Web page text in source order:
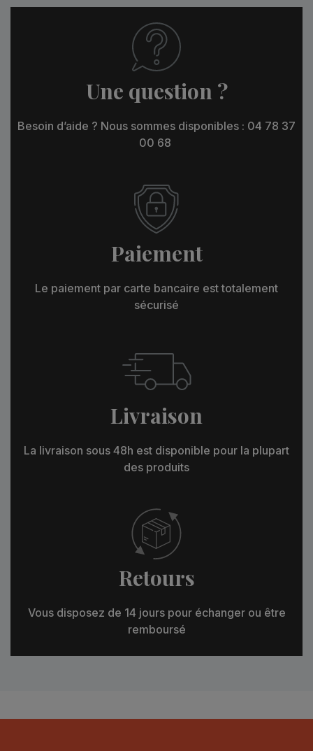
Une question ?
Besoin d’aide ? Nous sommes disponibles : 04 78 37
00 68
Paiement
Le paiement par carte bancaire est totalement
sécurisé
Livraison
La livraison sous 48h est disponible pour la plupart
des produits
Retours
Vous disposez de 14 jours pour échanger ou être
remboursé